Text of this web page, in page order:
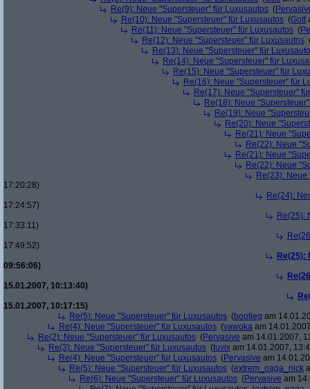
Re(9): Neue "Supersteuer" für Luxusautos (
Re(10): Neue "Supersteuer" für Luxusautos (Gott
Re(11): Neue "Supersteuer" für Luxusautos (
Re(12): Neue "Supersteuer" für Luxusautos
Re(13): Neue "Supersteuer" für
Re(14): Neue "Supersteuer" für
Re(15): Neue "Supersteuer" für
Re(16): Neue "Supersteuer" für
Re(17): Neue "Supersteuer"
Re(18): Neue
Re(19): Neue
Re(20): Neue
Re(21): Neue
Re(22): Neue
Re(21): Neue
Re(22): Neue
Re(23):
17:20:28)
Re(24):
17:24:57)
Re(25):
17:33:11)
17:49:52)
Re(25):
09:56:06)
15.01.2007, 10:13:40)
15.01.2007, 10:17:15)
Re(5): Neue "Supersteuer" für Luxusautos (bootleg am
Re(4): Neue "Supersteuer" für Luxusautos (vawoka am
Re(2): Neue "Supersteuer" für Luxusautos (Pervasive am 14.01.2007,
Re(3): Neue "Supersteuer" für Luxusautos (tuvix am 14.01.2007,
Re(4): Neue "Supersteuer" für Luxusautos (Pervasive am
Re(5): Neue "Supersteuer" für Luxusautos (extrem_oaga_nick
Re(6): Neue "Supersteuer" für Luxusautos (Pervasive am